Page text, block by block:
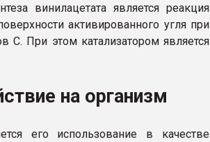
винилацетата является реакция
активированного угля при
С. При этом катализатором является
на организм
его использование в качестве